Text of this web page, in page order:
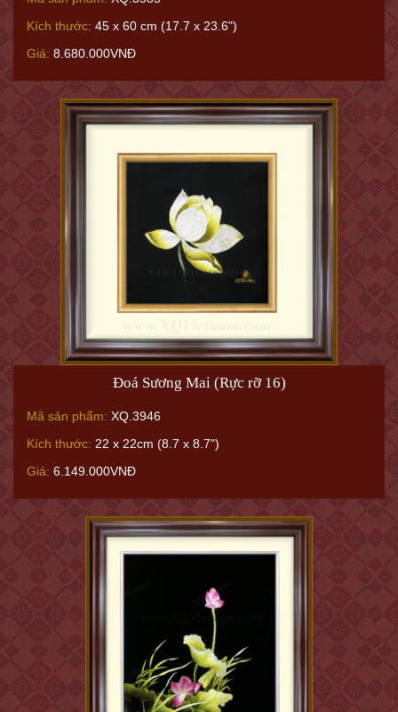
Kích thước: 45 x 60 cm (17.7 x 23.6")
Giá: 8.680.000VNĐ
Đoá Sương Mai (Rực rỡ 16)
Mã sản phẩm: XQ.3946
Kích thước: 22 x 22cm (8.7 x 8.7")
Giá: 6.149.000VNĐ